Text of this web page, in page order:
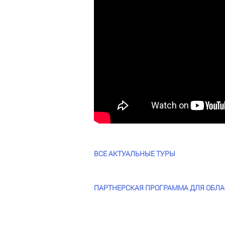
ВСЕ АКТУАЛЬНЫЕ ТУРЫ
ПАРТНЕРСКАЯ ПРОГРАММА ДЛЯ